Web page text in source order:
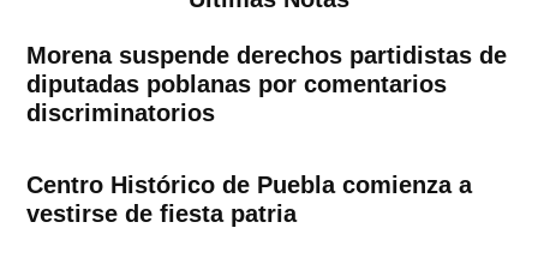
Morena suspende derechos partidistas de
diputadas poblanas por comentarios
discriminatorios
Centro Histórico de Puebla comienza a
vestirse de fiesta patria